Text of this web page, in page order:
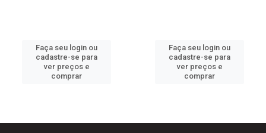
Faça seu login ou
cadastre-se para
ver preços e
comprar
Faça seu login ou
cadastre-se para
ver preços e
comprar